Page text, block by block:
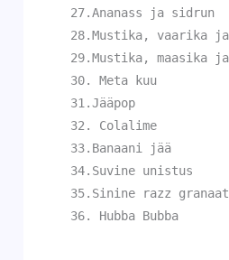
27.Ananass ja sidrun
28.Mustika, vaarika ja
29.Mustika, maasika ja
30. Meta kuu
31.Jääpop
32. Colalime
33.Banaani jää
34.Suvine unistus
35.Sinine razz
36. Hubba Bubba